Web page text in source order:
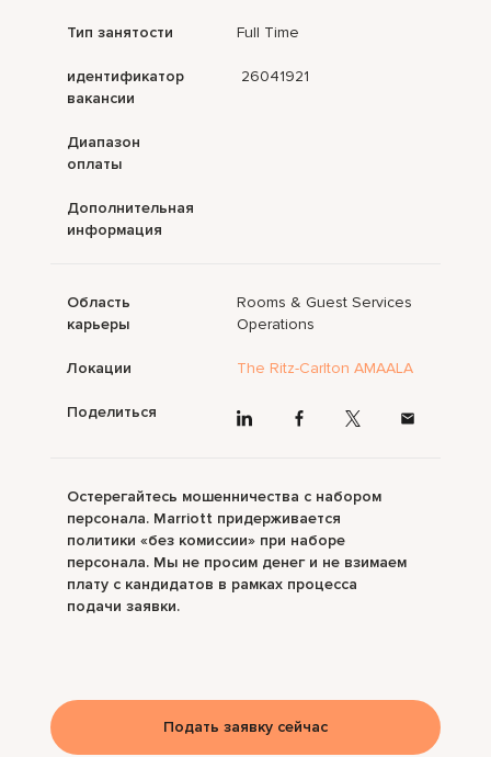
Тип занятости Full Time
идентификатор
вакансии
26041921
Диапазон
оплаты
Дополнительная
информация
Область
карьеры
Rooms & Guest Services
Operations
Локации The Ritz-Carlton AMAALA
Поделиться
Остерегайтесь мошенничества с набором
персонала. Marriott придерживается
политики «без комиссии» при наборе
персонала. Мы не просим денег и не взимаем
плату с кандидатов в рамках процесса
подачи заявки.
Подать заявку сейчас